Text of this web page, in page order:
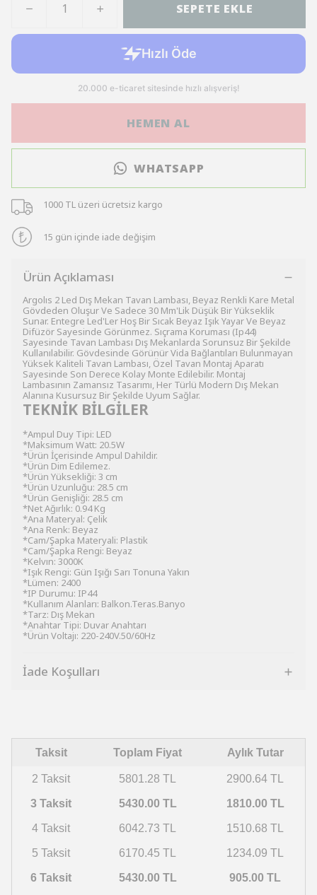
SEPETE EKLE
HEMEN AL
WHATSAPP
1000 TL üzeri ücretsiz kargo
15 gün içinde iade değişim
Ürün Açıklaması
Argolıs 2 Led Dış Mekan Tavan Lambası, Beyaz Renkli Kare Metal
Gövdeden Oluşur Ve Sadece 30 Mm'Lik Düşük Bir Yükseklik
Sunar. Entegre Led'Ler Hoş Bir Sıcak Beyaz Işık Yayar Ve Beyaz
Difüzör Sayesinde Görünmez. Sıçrama Koruması (Ip44)
Sayesinde Tavan Lambası Dış Mekanlarda Sorunsuz Bir Şekilde
Kullanılabilir. Gövdesinde Görünür Vida Bağlantıları Bulunmayan
Yüksek Kaliteli Tavan Lambası, Özel Tavan Montaj Aparatı
Sayesinde Son Derece Kolay Monte Edilebilir. Montaj
Lambasının Zamansız Tasarımı, Her Türlü Modern Dış Mekan
Alanına Kusursuz Bir Şekilde Uyum Sağlar.
TEKNİK BİLGİLER
*Ampul Duy Tipi: LED
*Maksimum Watt: 20.5W
*Ürün İçerisinde Ampul Dahildir.
*Ürün Dim Edilemez.
*Ürün Yüksekliği: 3 cm
*Ürün Uzunluğu: 28.5 cm
*Ürün Genişliği: 28.5 cm
*Net Ağırlık: 0.94 Kg
*Ana Materyal: Çelik
*Ana Renk: Beyaz
*Cam/Şapka Materyali: Plastik
*Cam/Şapka Rengi: Beyaz
*Kelvın: 3000K
*Işık Rengi: Gün Işığı Sarı Tonuna Yakın
*Lümen: 2400
*IP Durumu: IP44
*Kullanım Alanları: Balkon.Teras.Banyo
*Tarz: Dış Mekan
*Anahtar Tipi: Duvar Anahtarı
*Ürün Voltajı: 220-240V.50/60Hz
İade Koşulları
Taksit Toplam Fiyat Aylık Tutar
2 Taksit 5801.28 TL 2900.64 TL
3 Taksit 5430.00 TL 1810.00 TL
4 Taksit 6042.73 TL 1510.68 TL
5 Taksit 6170.45 TL 1234.09 TL
6 Taksit 5430.00 TL 905.00 TL